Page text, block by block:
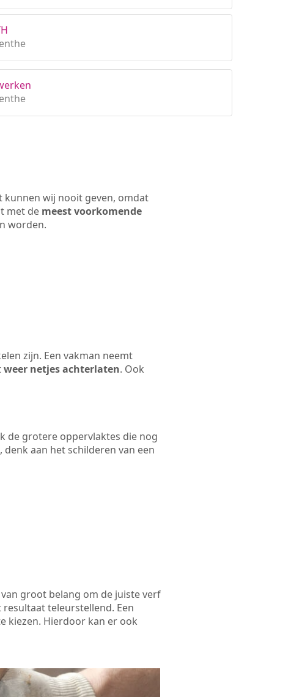
kunnen wij nooit geven, omdat
met de meest voorkomende
worden.
zijn. Een vakman neemt
weer netjes achterlaten. Ook
de grotere oppervlaktes die nog
aan het schilderen van een
groot belang om de juiste verf
teleurstellend. Een
kiezen. Hierdoor kan er ook